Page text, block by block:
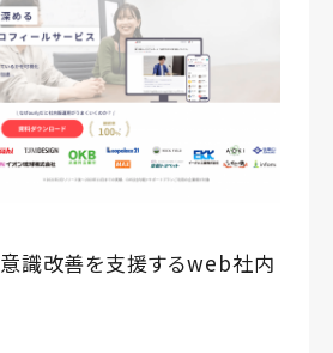
識改善を支援するweb社内